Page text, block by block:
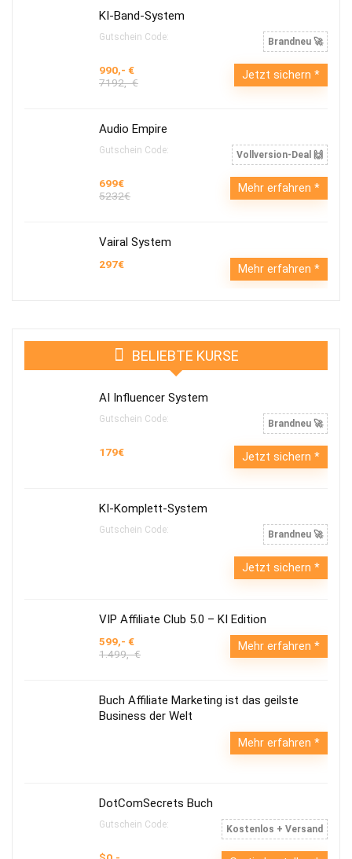
KI-Band-System
Gutschein Code: Brandneu 🚀
990,- €
7192,- €
Jetzt sichern
Audio Empire
Gutschein Code: Vollversion-Deal 🙌
699€
5232€
Mehr erfahren
Vairal System
297€ Mehr erfahren
BELIEBTE KURSE
AI Influencer System
Gutschein Code: Brandneu 🚀
179€ Jetzt sichern
KI-Komplett-System
Gutschein Code: Brandneu 🚀
Jetzt sichern
VIP Affiliate Club 5.0 – KI Edition
599,- €
1.499,- €
Mehr erfahren
Buch Affiliate Marketing ist das geilste
Business der Welt
Mehr erfahren
DotComSecrets Buch
Gutschein Code: Kostenlos + Versand